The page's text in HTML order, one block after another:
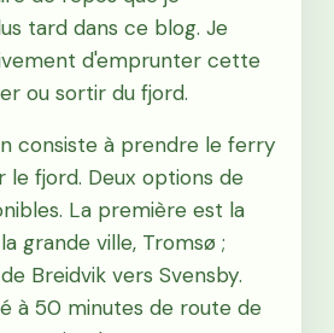
tard dans ce blog. Je
d'emprunter cette
ou sortir du fjord.
consiste à prendre le ferry
fjord. Deux options de
La première est la
grande ville, Tromsø ;
Breidvik vers Svensby.
à 50 minutes de route de